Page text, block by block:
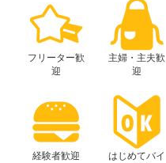
フリーター歓
迎
主婦・主夫歓
迎
経験者歓迎
はじめてバイ